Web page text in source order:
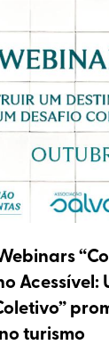
Acessível:
turismo